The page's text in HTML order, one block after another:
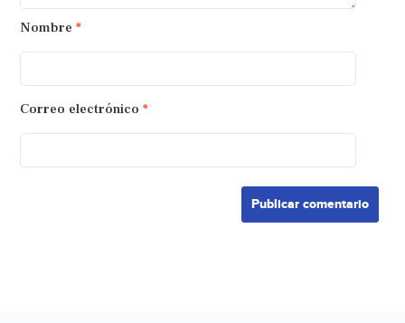
Nombre *
Correo electrónico *